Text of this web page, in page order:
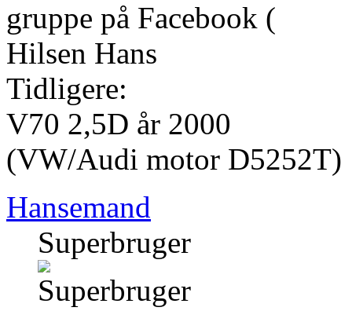
gruppe på Facebook
Hilsen Hans
Tidligere:
V70 2,5D år 2000
(VW/Audi motor D5252T)
Hansemand
Superbruger